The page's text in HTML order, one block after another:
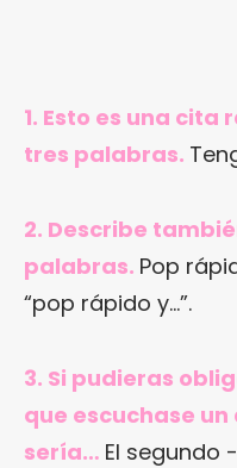
1. Esto es una
tres palabras.
2. Describe
palabras. Pop
“pop rápido y…”.
3. Si pudieras
que escuchase
sería… El segundo